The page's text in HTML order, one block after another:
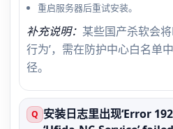
重启服务器后重试安装。
补充说明： 某些国产杀软会
行为’，需在防护中心白名单
径。
Q 安装日志里出现‘Error